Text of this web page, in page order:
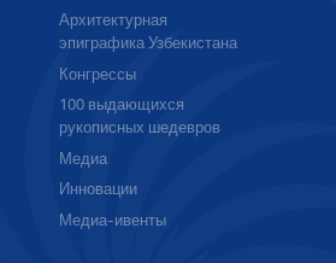
Архитектурная
эпиграфика Узбекистана
Конгрессы
100 выдающихся
рукописных шедевров
Медиа
Инновации
Медиа-ивенты